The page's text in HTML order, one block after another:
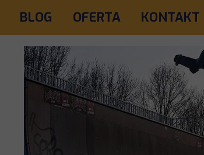
BLOG OFERTA KONTAKT